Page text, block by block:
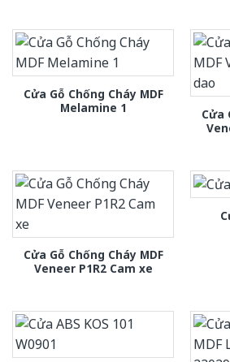
Cửa Gỗ Chống Cháy MDF
Melamine 1
Cửa
Cửa Gỗ Chống Cháy MDF
Veneer P1R2 Cam xe